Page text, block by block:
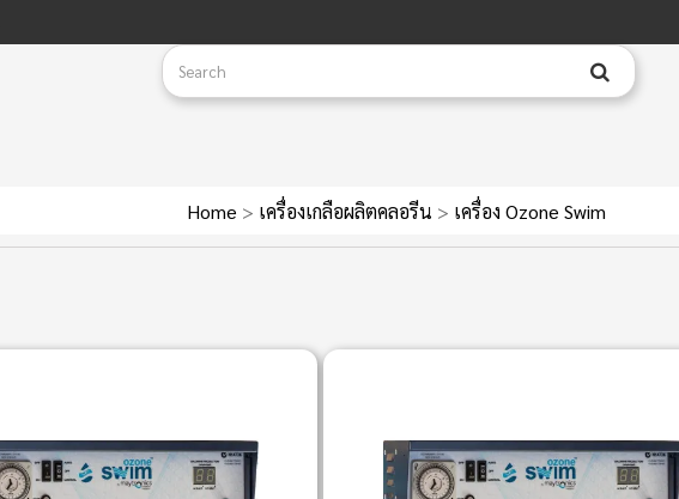
Home > เครื่องเกลือผลิตคลอรีน > เครื่อง Ozone Swim